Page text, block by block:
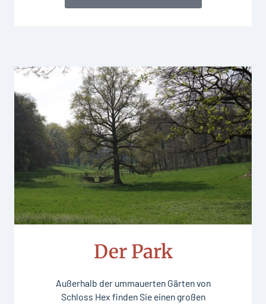
Der Park
Außerhalb der ummauerten Gärten von
Schloss Hex finden Sie einen großen